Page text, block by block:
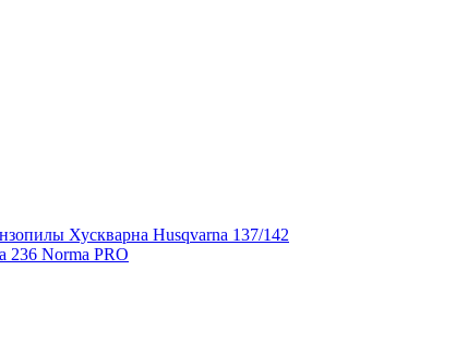
Хускварна Husqvarna 137/142
236 Norma PRO